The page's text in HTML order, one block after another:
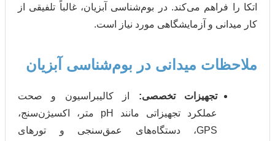
می‌کند. در بوم‌شناسی آبزیان، غالباً تلفیقی از
و آزمایشگاهی مورد نیاز است.
میدانی در بوم‌شناسی آبزیان
تجهیزات تخصصی: از کالیبراسیون و صحت
عملکرد تجهیزاتی مانند pH متر، اکسیژن‌سنج،
GPS، دستگاه‌های عمق‌سنجی و تورهای